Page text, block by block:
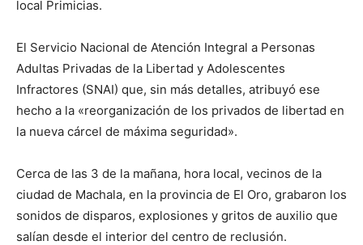
local Primicias.
El Servicio Nacional de Atención Integral a Personas
Adultas Privadas de la Libertad y Adolescentes
Infractores (SNAI) que, sin más detalles, atribuyó ese
hecho a la «reorganización de los privados de libertad en
la nueva cárcel de máxima seguridad».
Cerca de las 3 de la mañana, hora local, vecinos de la
ciudad de Machala, en la provincia de El Oro, grabaron los
sonidos de disparos, explosiones y gritos de auxilio que
salían desde el interior del centro de reclusión.